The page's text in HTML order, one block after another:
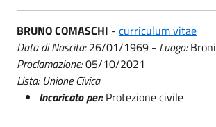
BRUNO COMASCHI - curriculum vitae
Data di Nascita:26/01/1969 - Luogo:Broni
Proclamazione:05/10/2021
Lista: Unione Civica
Incaricato per:Protezione civile